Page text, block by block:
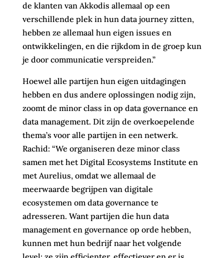
de klanten van Akkodis allemaal op een
verschillende plek in hun data journey zitten,
hebben ze allemaal hun eigen issues en
ontwikkelingen, en die rijkdom in de groep kun
je door communicatie verspreiden.”
Hoewel alle partijen hun eigen uitdagingen
hebben en dus andere oplossingen nodig zijn,
zoomt de minor class in op data governance en
data management. Dit zijn de overkoepelende
thema’s voor alle partijen in een netwerk.
Rachid: “We organiseren deze minor class
samen met het Digital Ecosystems Institute en
met Aurelius, omdat we allemaal de
meerwaarde begrijpen van digitale
ecosystemen om data governance te
adresseren. Want partijen die hun data
management en governance op orde hebben,
kunnen met hun bedrijf naar het volgende